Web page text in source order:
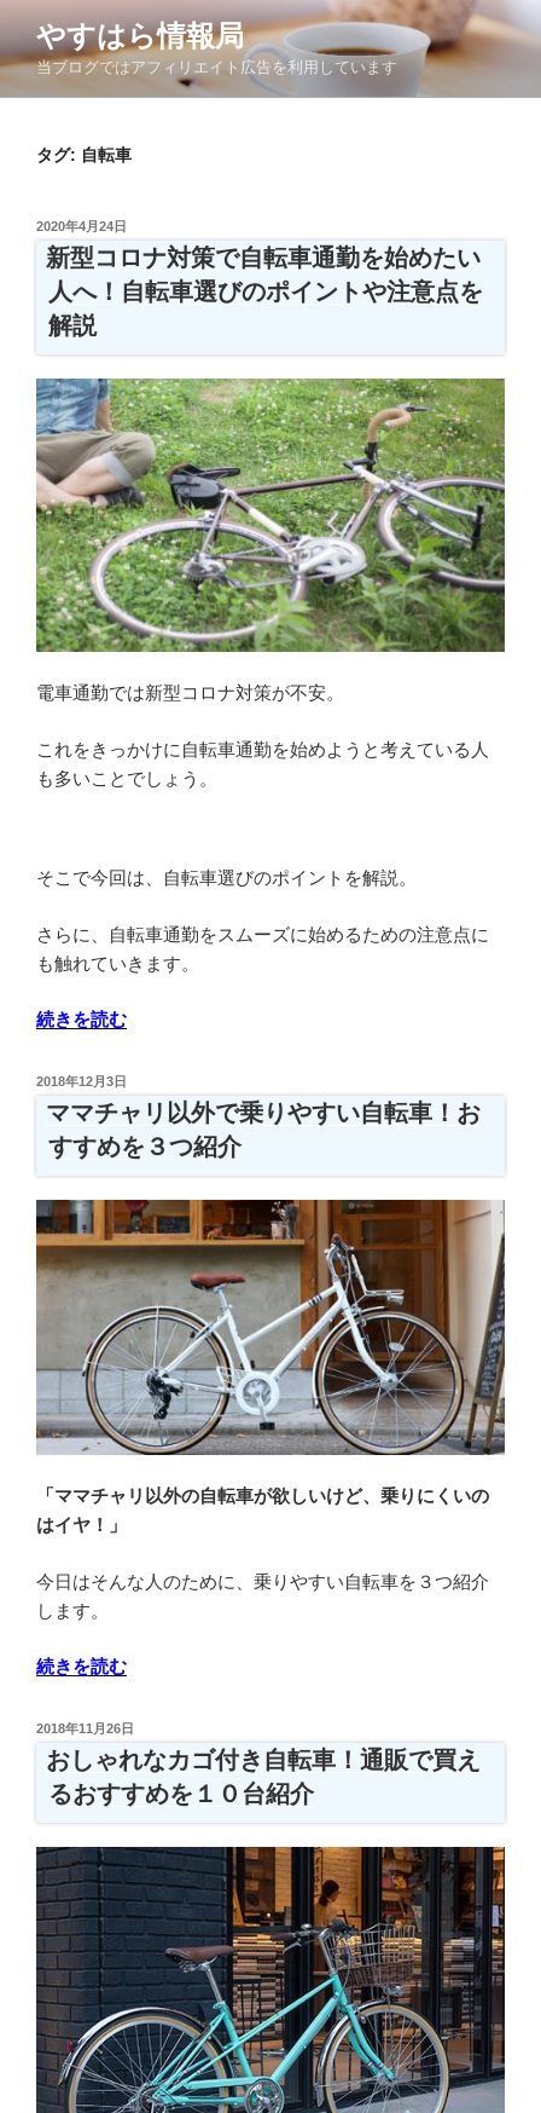
テ
ン
やすはら情報局
当ブログではアフィリエイト広告を利用しています
タグ: 自転車
投
稿
日:
2020年4月24日
新型コロナ対策で自転車通勤を始めたい
人へ！自転車選びのポイントや注意点を
解説
電車通勤では新型コロナ対策が不安。
これをきっかけに自転車通勤を始めようと考えている人
も多いことでしょう。
そこで今回は、自転車選びのポイントを解説。
さらに、自転車通勤をスムーズに始めるための注意点に
も触れていきます。
“新
コ
ロ
ナ
で
自
転
勤
を
始
め
た
い
人
へ！
自
車
の
ポ
イ
ン
ト
や
注
意
点
を
解
説”
の
続きを読む
投
稿
2018年12月3日
ママチャリ以外で乗りやすい自転車！お
すすめを３つ紹介
「ママチャリ以外の自転車が欲しいけど、乗りにくいの
はイヤ！」
今日はそんな人のために、乗りやすい自転車を３つ紹介
します。
“マ
チ
ャ
で
乗
り
や
す
い
自
転
車！
続きを読む
投
日:
2018年11月26日
おしゃれなカゴ付き自転車！通販で買え
るおすすめを１０台紹介